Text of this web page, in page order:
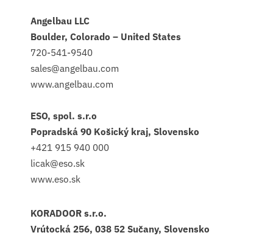
Angelbau LLC
Boulder, Colorado – United States
720-541-9540
sales@angelbau.com
www.angelbau.com
ESO, spol. s.r.o
Popradská 90 Košický kraj, Slovensko
+421 915 940 000
licak@eso.sk
www.eso.sk
KORADOOR s.r.o.
Vrútocká 256, 038 52 Sučany, Slovensko